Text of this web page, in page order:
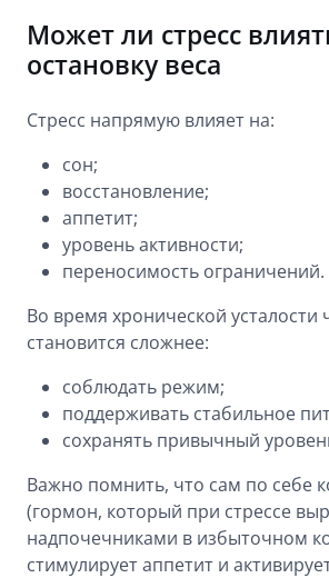
Может ли стресс
остановку веса
Стресс напрямую влияет на:
сон;
восстановление;
аппетит;
уровень активности;
переносимость ограничений.
Во время хронической усталости
становится сложнее:
соблюдать режим;
поддерживать стабильное
сохранять привычный
Важно помнить, что сам по себе
(гормон, который при стрессе
надпочечниками в избыточном
стимулирует аппетит и